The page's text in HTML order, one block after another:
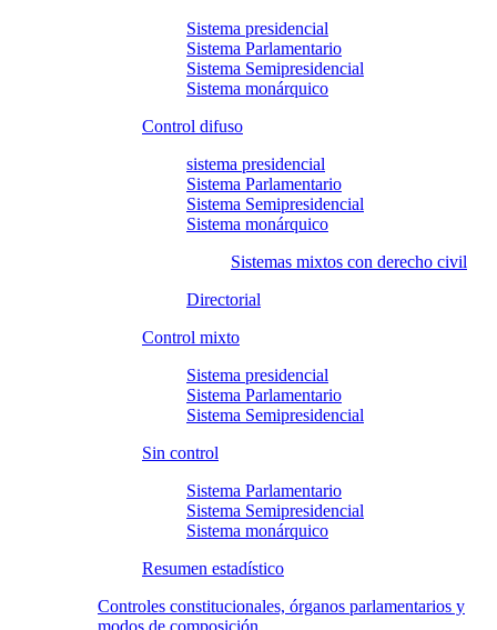
Sistema presidencial
Sistema Parlamentario
Sistema Semipresidencial
Sistema monárquico
Control difuso
sistema presidencial
Sistema Parlamentario
Sistema Semipresidencial
Sistema monárquico
Sistemas mixtos con derecho civil
Directorial
Control mixto
Sistema presidencial
Sistema Parlamentario
Sistema Semipresidencial
Sin control
Sistema Parlamentario
Sistema Semipresidencial
Sistema monárquico
Resumen estadístico
Controles constitucionales, órganos parlamentarios y
modos de composición